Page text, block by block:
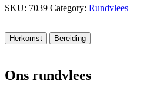
SKU: 7039 Category: Rundvlees
Herkomst Bereiding
Ons rundvlees